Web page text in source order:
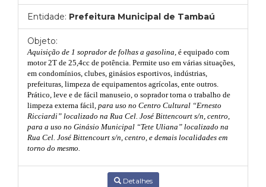
Entidade: Prefeitura Municipal de Tambaú
Objeto:
Aquisição de 1 soprador de folhas a gasolina, é equipado com
motor 2T de 25,4cc de potência. Permite uso em várias situações,
em condomínios, clubes, ginásios esportivos, indústrias,
prefeituras, limpeza de equipamentos agrícolas, ente outros.
Prático, leve e de fácil manuseio, o soprador torna o trabalho de
limpeza externa fácil, para uso no Centro Cultural “Ernesto
Ricciardi” localizado na Rua Cel. José Bittencourt s/n, centro,
para a uso no Ginásio Municipal “Tete Uliana” localizado na
Rua Cel. José Bittencourt s/n, centro, e demais localidades em
torno do mesmo.
Detalhes